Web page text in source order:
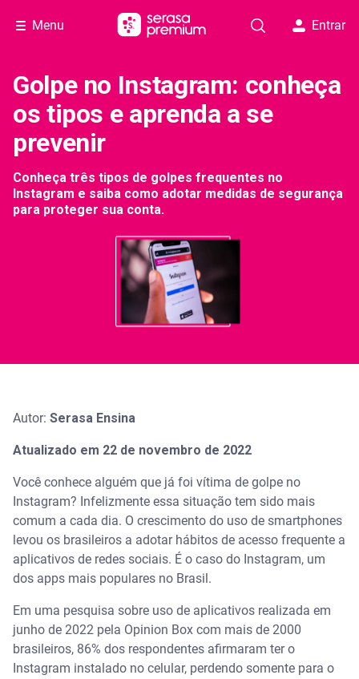
Menu Entrar
Golpe no Instagram: conheça
os tipos e aprenda a se
prevenir
Conheça três tipos de golpes frequentes no
Instagram e saiba como adotar medidas de segurança
para proteger sua conta.
Autor: Serasa Ensina
Atualizado em 22 de novembro de 2022
Você conhece alguém que já foi vítima de golpe no
Instagram? Infelizmente essa situação tem sido mais
comum a cada dia. O crescimento do uso de smartphones
levou os brasileiros a adotar hábitos de acesso frequente a
aplicativos de redes sociais. É o caso do Instagram, um
dos apps mais populares no Brasil.
Em uma pesquisa sobre uso de aplicativos realizada em
junho de 2022 pela Opinion Box com mais de 2000
brasileiros, 86% dos respondentes afirmaram ter o
Instagram instalado no celular, perdendo somente para o